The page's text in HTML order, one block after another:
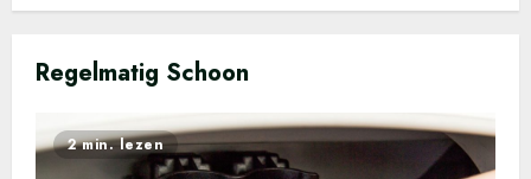
Regelmatig Schoon
2 min. lezen